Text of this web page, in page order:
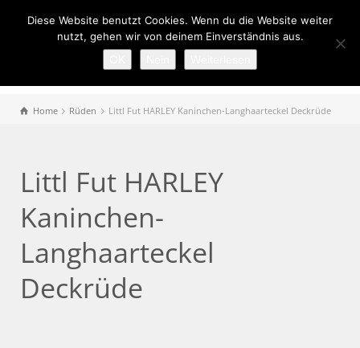
Home Rüden Littl Fut HARLEY Kaninchen-Langhaarteckel Deckrüde
Littl Fut HARLEY
Kaninchen-
Langhaarteckel
Deckrüde
Diese Website benutzt Cookies. Wenn du die Website weiter
nutzt, gehen wir von deinem Einverständnis aus.